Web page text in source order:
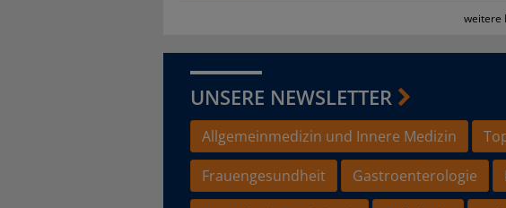
weitere
UNSERE NEWSLETTER
Allgemeinmedizin und Innere Medizin
Frauengesundheit
Gastroenterologie